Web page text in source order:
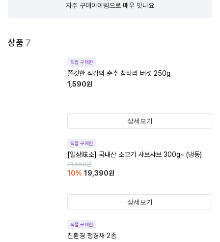
자주 구매아이템으로 매우 맛나요
상품 7
직접 구매한
쫄깃한 식감의 춘추 참타리 버섯 250g
1,590원
상세보기
직접 구매한
[일상味소] 국내산 소고기 샤브샤브 300g~ (냉동)
21,550원
10% 19,390원
상세보기
직접 구매한
친환경 청경채 2종